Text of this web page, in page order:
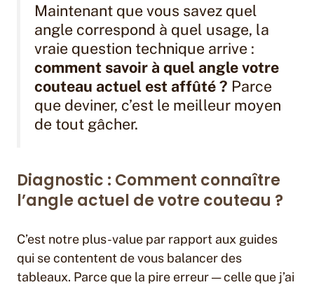
Maintenant que vous savez quel
angle correspond à quel usage, la
vraie question technique arrive :
comment savoir à quel angle votre
couteau actuel est affûté ? Parce
que deviner, c’est le meilleur moyen
de tout gâcher.
Diagnostic : Comment connaître
l’angle actuel de votre couteau ?
C’est notre plus-value par rapport aux guides
qui se contentent de vous balancer des
tableaux. Parce que la pire erreur — celle que j’ai